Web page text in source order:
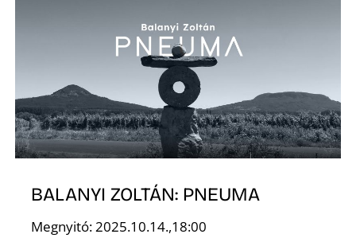
BALANYI ZOLTÁN: PNEUMA
Megnyitó: 2025.10.14.,18:00